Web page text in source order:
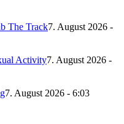
The Track7. August 2026 -
Activity7. August 2026 -
7. August 2026 - 6:03